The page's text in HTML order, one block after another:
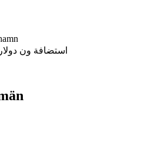
Använda en subdomän från استضافة ون دولار